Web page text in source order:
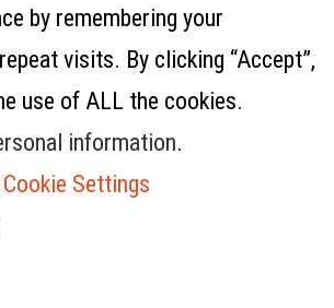
by remembering your
visits. By clicking “Accept”,
use of ALL the cookies.
information.
Cookie Settings